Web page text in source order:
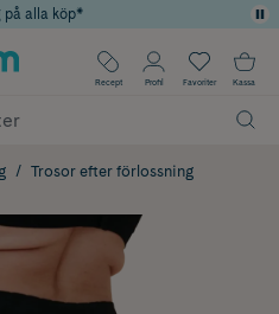
inom Skönhet
för 20% över 649kr
& hudterapeuter
på alla köp*
Recept Profil Favoriter Kassa
Trosor efter förlossning